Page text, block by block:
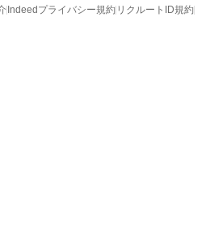
Indeedプライバシー規約 リクルートID規約